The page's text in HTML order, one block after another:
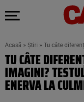
Acasă » Știri » Tu câte
TU CÂTE
IMAGINI?
ENERVA LA